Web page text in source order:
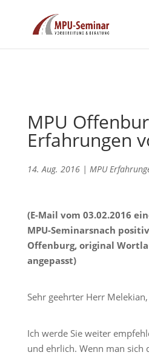
MPU
Erfahrungen
14. Aug. 2016| MPU
(E-Mail vom 03.02.2016
MPU-Seminarsnach
Offenburg, original
angepasst)
Sehr geehrter Herr Melekian,
Ich werde Sie weiter
und ehrlich. Wenn man sich